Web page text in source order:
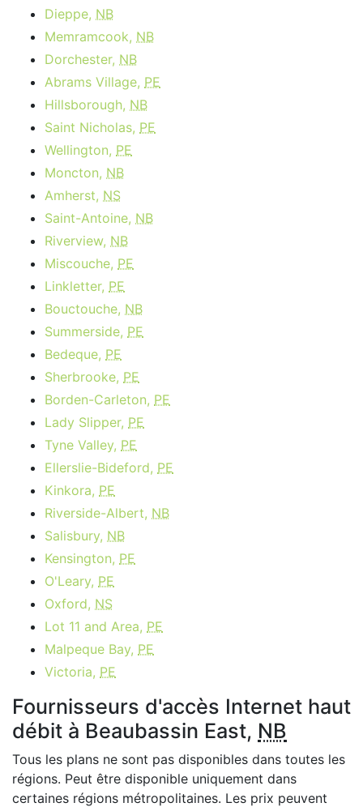
Dieppe, NB
Memramcook, NB
Dorchester, NB
Abrams Village, PE
Hillsborough, NB
Saint Nicholas, PE
Wellington, PE
Moncton, NB
Amherst, NS
Saint-Antoine, NB
Riverview, NB
Miscouche, PE
Linkletter, PE
Bouctouche, NB
Summerside, PE
Bedeque, PE
Sherbrooke, PE
Borden-Carleton, PE
Lady Slipper, PE
Tyne Valley, PE
Ellerslie-Bideford, PE
Kinkora, PE
Riverside-Albert, NB
Salisbury, NB
Kensington, PE
O'Leary, PE
Oxford, NS
Lot 11 and Area, PE
Malpeque Bay, PE
Victoria, PE
Fournisseurs d'accès Internet haut
débit à Beaubassin East, NB
Tous les plans ne sont pas disponibles dans toutes les
régions. Peut être disponible uniquement dans
certaines régions métropolitaines. Les prix peuvent